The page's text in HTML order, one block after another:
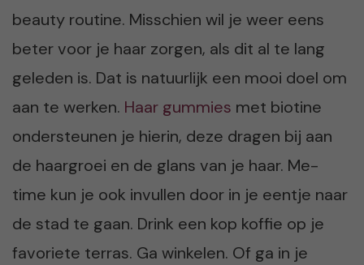
beauty routine. Misschien wil je weer eens
beter voor je haar zorgen, als dit al te lang
geleden is. Dat is natuurlijk een mooi doel om
aan te werken. Haar gummies met biotine
ondersteunen je hierin, deze dragen bij aan
de haargroei en de glans van je haar. Me-
time kun je ook invullen door in je eentje naar
de stad te gaan. Drink een kop koffie op je
favoriete terras. Ga winkelen. Of ga in je